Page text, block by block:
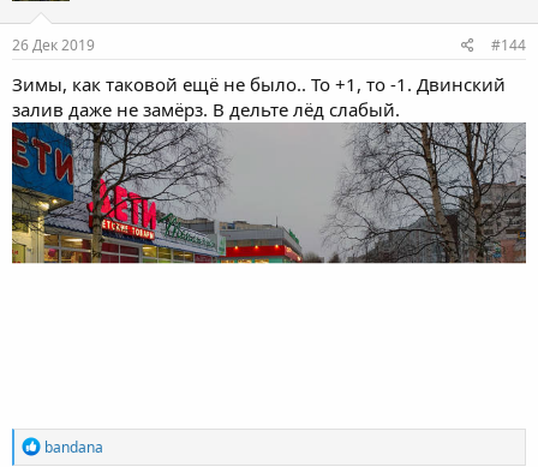
o
n
s
26 Дек 2019 #144
Зимы, как таковой ещё не было.. То +1, то -1. Двинский
залив даже не замёрз. В дельте лёд слабый.
R
bandana